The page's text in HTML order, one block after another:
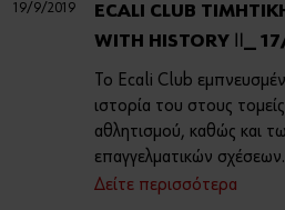
19/9/2019
ECALI CLUB
WITH HISTORY Ⅱ_
Το Ecali Club
ιστορία του στους
αθλητισμού, καθώς και
επαγγελματικών
Δείτε περισσότερα